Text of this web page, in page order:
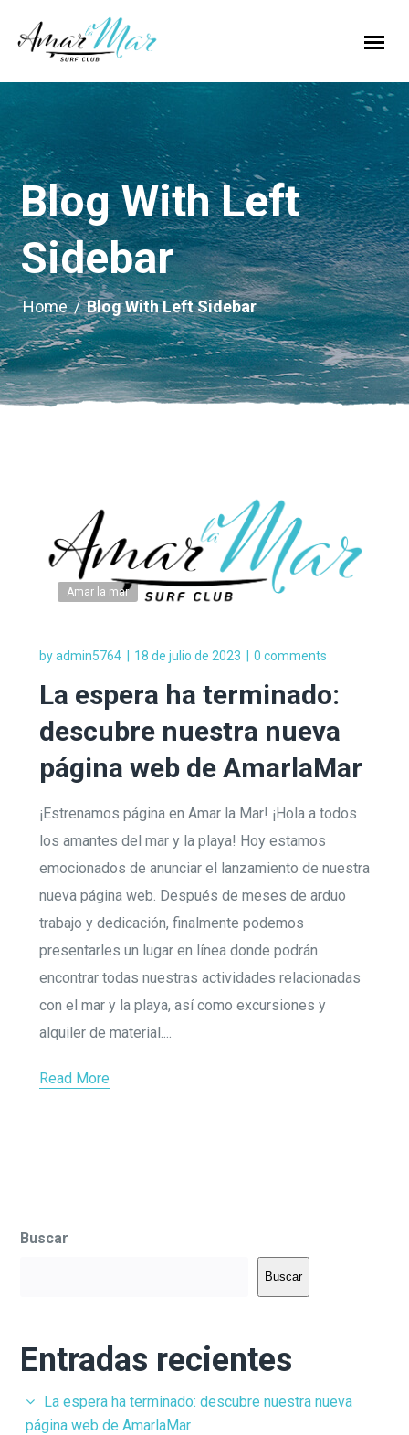
Blog With Left
Sidebar
Home/Blog With Left Sidebar
Amar la mar
byadmin5764 18 de julio de 2023 0 comments
La espera ha terminado:
descubre nuestra nueva
página web de AmarlaMar
¡Estrenamos página en Amar la Mar! ¡Hola a todos
los amantes del mar y la playa! Hoy estamos
emocionados de anunciar el lanzamiento de nuestra
nueva página web. Después de meses de arduo
trabajo y dedicación, finalmente podemos
presentarles un lugar en línea donde podrán
encontrar todas nuestras actividades relacionadas
con el mar y la playa, así como excursiones y
alquiler de material....
Read More
Buscar
Buscar
Entradas recientes
La espera ha terminado: descubre nuestra nueva
página web de AmarlaMar